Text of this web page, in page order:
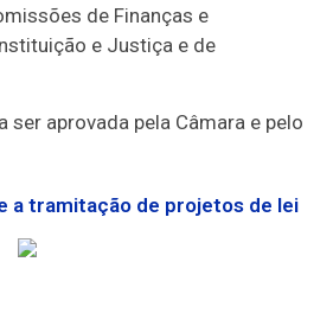
de Finanças e
e Justiça e de
ser aprovada pela Câmara e pelo
a tramitação de projetos de lei